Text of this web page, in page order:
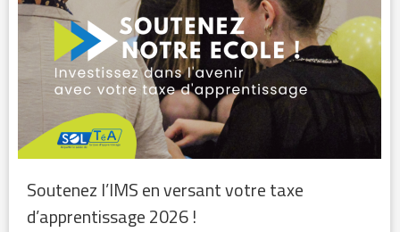
Soutenez l’IMS en versant votre taxe
d’apprentissage 2026 !